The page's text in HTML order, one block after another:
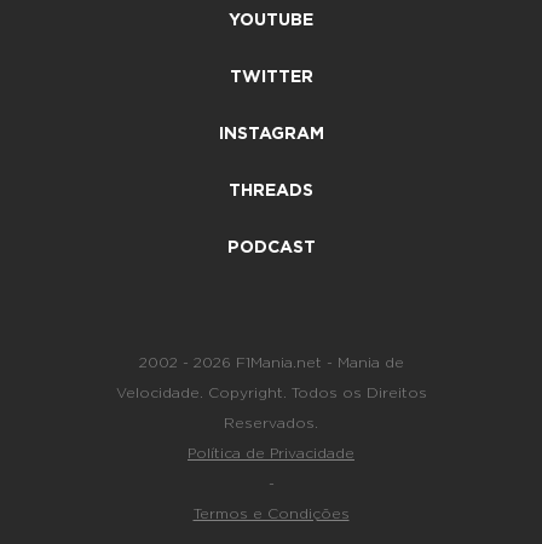
YOUTUBE
TWITTER
INSTAGRAM
THREADS
PODCAST
2002 - 2026 F1Mania.net - Mania de
Velocidade. Copyright. Todos os Direitos
Reservados.
Política de Privacidade
-
Termos e Condições